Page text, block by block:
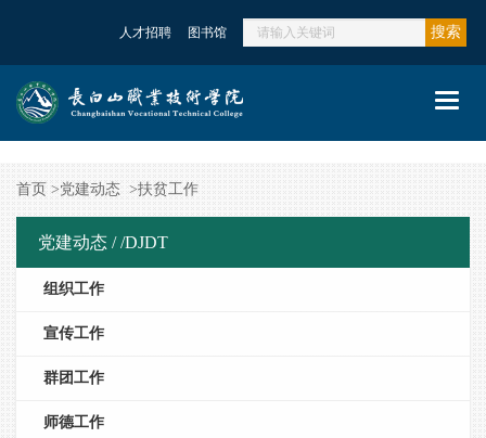
人才招聘 图书馆 搜索
首页 >党建动态 >扶贫工作
党建动态 //DJDT
组织工作
宣传工作
群团工作
师德工作